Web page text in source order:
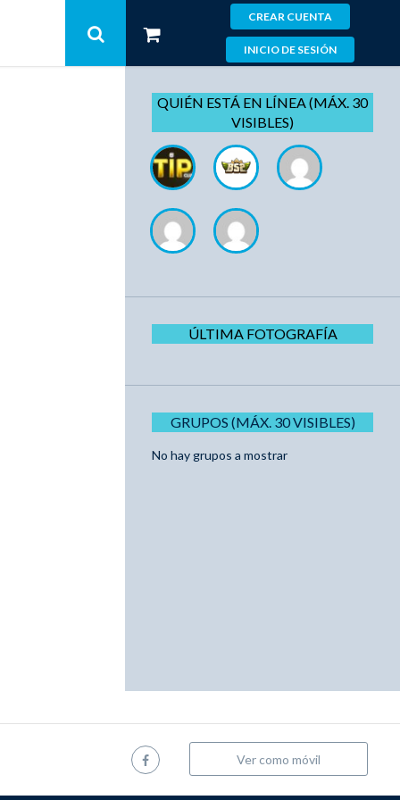
CREAR CUENTA
INICIO DE SESIÓN
QUIÉN ESTÁ EN LÍNEA (MÁX. 30
VISIBLES)
ÚLTIMA FOTOGRAFÍA
GRUPOS (MÁX. 30 VISIBLES)
No hay grupos a mostrar